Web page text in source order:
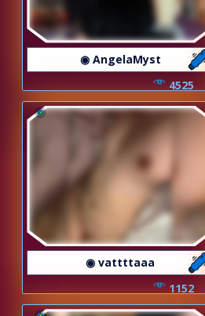
◉ AngelaMyst
4525
◉ vattttaaa
1152